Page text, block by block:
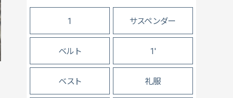
1 サスペンダー
ベルト 1'
ベスト 礼服